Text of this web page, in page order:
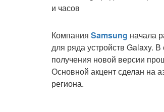
Компания Samsung начала
для ряда устройств Galaxy.
получения новой версии
Основной акцент сделан на
региона.